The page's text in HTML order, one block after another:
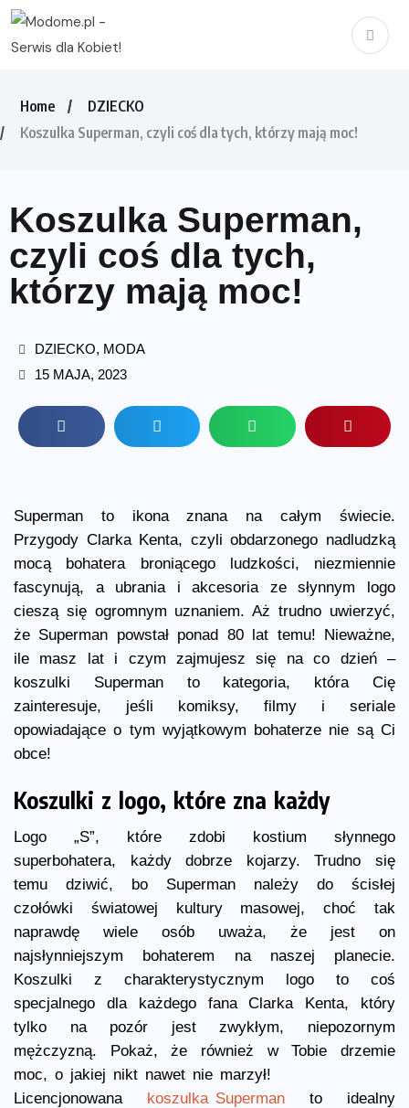
Home
DZIECKO
Koszulka Superman, czyli coś dla tych, którzy mają moc!
Koszulka Superman,
czyli coś dla tych,
którzy mają moc!
DZIECKO, MODA
15 MAJA, 2023
Superman to ikona znana na całym świecie.
Przygody Clarka Kenta, czyli obdarzonego nadludzką
mocą bohatera broniącego ludzkości, niezmiennie
fascynują, a ubrania i akcesoria ze słynnym logo
cieszą się ogromnym uznaniem. Aż trudno uwierzyć,
że Superman powstał ponad 80 lat temu! Nieważne,
ile masz lat i czym zajmujesz się na co dzień –
koszulki Superman to kategoria, która Cię
zainteresuje, jeśli komiksy, filmy i seriale
opowiadające o tym wyjątkowym bohaterze nie są Ci
obce!
Koszulki z logo, które zna każdy
Logo „S”, które zdobi kostium słynnego
superbohatera, każdy dobrze kojarzy. Trudno się
temu dziwić, bo Superman należy do ścisłej
czołówki światowej kultury masowej, choć tak
naprawdę wiele osób uważa, że jest on
najsłynniejszym bohaterem na naszej planecie.
Koszulki z charakterystycznym logo to coś
specjalnego dla każdego fana Clarka Kenta, który
tylko na pozór jest zwykłym, niepozornym
mężczyzną. Pokaż, że również w Tobie drzemie
moc, o jakiej nikt nawet nie marzył!
Licencjonowana koszulka Superman to idealny